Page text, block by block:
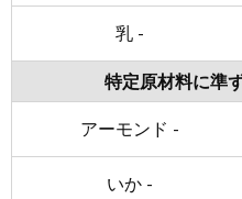
乳 -
特定原材料に準
アーモンド -
いか -